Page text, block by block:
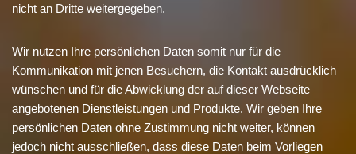
nicht an Dritte weitergegeben.
Wir nutzen Ihre persönlichen Daten somit nur für die
Kommunikation mit jenen Besuchern, die Kontakt ausdrücklich
wünschen und für die Abwicklung der auf dieser Webseite
angebotenen Dienstleistungen und Produkte. Wir geben Ihre
persönlichen Daten ohne Zustimmung nicht weiter, können
jedoch nicht ausschließen, dass diese Daten beim Vorliegen